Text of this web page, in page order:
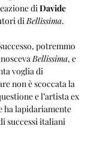
di Davide
di Bellissima.
potremmo
Bellissima, e
voglia di
non è scoccata la
e l’artista ex
ha lapidariamente
successi italiani